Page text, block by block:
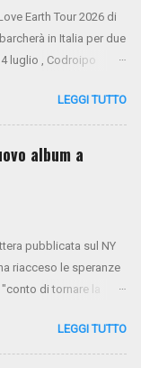
Earth Tour 2026 di
in Italia per due
luglio , Codroipo
nel nostro
Spooner Oldham
cori), Corey
Ticketone . Ecco
LEGGI TUTTO
album a
pubblicata sul NY
riacceso le speranze
di tornare la
Intanto, il nuovo
per il 13 giugno.
LEGGI TUTTO